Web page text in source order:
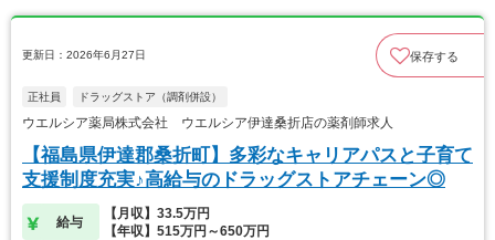
更新日：2026年6月27日 保存する
正社員 ドラッグストア（調剤併設）
ウエルシア薬局株式会社 ウエルシア伊達桑折店の薬剤師求人
【福島県伊達郡桑折町】多彩なキャリアパスと子育て
支援制度充実♪高給与のドラッグストアチェーン◎
給与
【月収】33.5万円
【年収】515万円～650万円